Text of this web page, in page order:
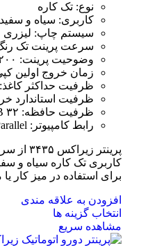
نوع: تک کاره
کاربری: سیاه و سفید
سیستم چاپ: لیزری
سرعت پرینت تک رنگ:۳۳برگ در
وضوحیت پرینت: ۱۲۰۰*۱۲۰۰ DPI
زمان خروج اولین کپی: ۸٫۵
ظرفیت حداکثر کاغذ:۵۵۰ برگ
ظرفیت استاندارد خروجی:
ظرفیت حافظه: ۳۲ MB
رابط کامپیوتر: USB 2.0 / Parallel
کاربری تک کاره سیاه و
برای استفاده در میز کار
افزودن به علاقه مندی
انتخاب گزینه ها
دارای
مشاهده سریع